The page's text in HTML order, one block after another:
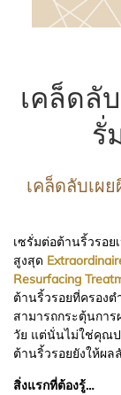
เคล็ดลั
รั่
เคล็ดลับเผ
เซรั่มต่อต้านริ้วรอ
สูงสุด
Resurfacing
ต้านริ้วรอยที่ครอง
สามารถกระตุ้นกา
วัย แต่นั่นไม่ใช่คุณป
ต้านริ้วรอยยังให้ผ
สิ่งแรกที่ต้องรู้…